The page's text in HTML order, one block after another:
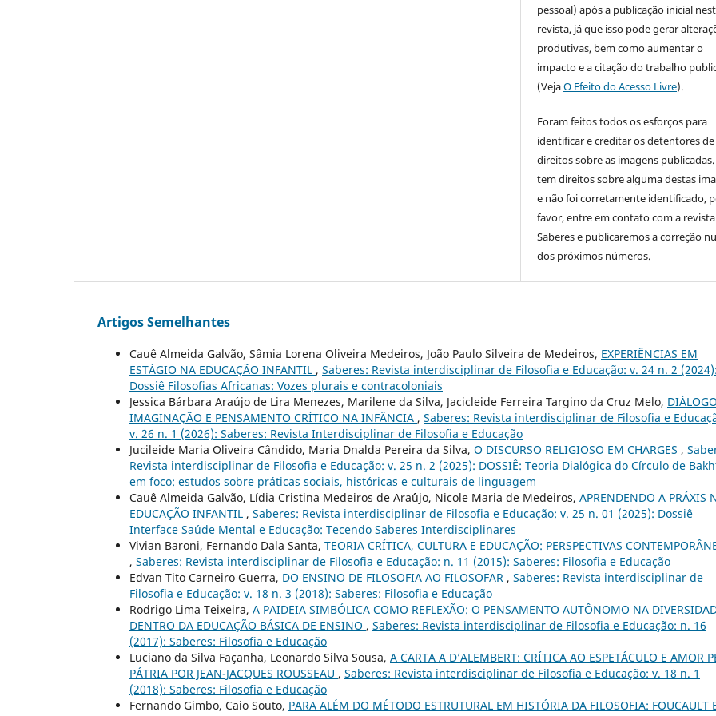
pessoal) após a publicação inicial
revista, já que isso pode gerar
produtivas, bem como aumentar o
impacto e a citação do trabalho
(VejaO Efeito do Acesso Livre).
Foram feitos todos os esforços para
identificar e creditar os detentores de
direitos sobre as imagens publicadas.
tem direitos sobre alguma destas
e não foi corretamente identificado,
favor, entre em contato com a revista
Saberes e publicaremos a correção
dos próximos números.
Artigos Semelhantes
Cauê Almeida Galvão, Sâmia Lorena Oliveira Medeiros, João Paulo Silveira de Medeiros, EXPERIÊNCIAS EM
ESTÁGIO NA EDUCAÇÃO INFANTIL , Saberes: Revista interdisciplinar de Filosofia e Educação: v. 24 n. 2 (2024):
Dossiê Filosofias Africanas: Vozes plurais e contracoloniais
Jessica Bárbara Araújo de Lira Menezes, Marilene da Silva, Jacicleide Ferreira Targino da Cruz Melo,
IMAGINAÇÃO E PENSAMENTO CRÍTICO NA INFÂNCIA , Saberes: Revista interdisciplinar de Filosofia e
v. 26 n. 1 (2026): Saberes: Revista Interdisciplinar de Filosofia e Educação
Jucileide Maria Oliveira Cândido, Maria Dnalda Pereira da Silva, O DISCURSO RELIGIOSO EM CHARGES ,
Revista interdisciplinar de Filosofia e Educação: v. 25 n. 2 (2025): DOSSIÊ: Teoria Dialógica do Círculo de
em foco: estudos sobre práticas sociais, históricas e culturais de linguagem
Cauê Almeida Galvão, Lídia Cristina Medeiros de Ara´´ujo, Nicole Maria de Medeiros, APRENDENDO A PRÁXIS
EDUCAÇÃO INFANTIL , Saberes: Revista interdisciplinar de Filosofia e Educação: v. 25 n. 01 (2025): Dossiê
Interface Saúde Mental e Educação: Tecendo Saberes Interdisciplinares
Vivian Baroni, Fernando Dala Santa, TEORIA CRÍTICA, CULTURA E EDUCAÇÃO: PERSPECTIVAS
, Saberes: Revista interdisciplinar de Filosofia e Educação: n. 11 (2015): Saberes: Filosofia e Educação
Edvan Tito Carneiro Guerra, DO ENSINO DE FILOSOFIA AO FILOSOFAR , Saberes: Revista interdisciplinar de
Filosofia e Educação: v. 18 n. 3 (2018): Saberes: Filosofia e Educação
Rodrigo Lima Teixeira, A PAIDEIA SIMBÓLICA COMO REFLEXÃO: O PENSAMENTO AUTÔNOMO NA
DENTRO DA EDUCAÇÃO BÁSICA DE ENSINO , Saberes: Revista interdisciplinar de Filosofia e Educação: n. 16
(2017): Saberes: Filosofia e Educação
Luciano da Silva Façanha, Leonardo Silva Sousa, A CARTA A D’ALEMBERT: CRÍTICA AO ESPETÁCULO E AMOR
PÁTRIA POR JEAN-JACQUES ROUSSEAU , Saberes: Revista interdisciplinar de Filosofia e Educação: v. 18 n. 1
(2018): Saberes: Filosofia e Educação
Fernando Gimbo, Caio Souto, PARA ALÉM DO MÉTODO ESTRUTURAL EM HISTÓRIA DA FILOSOFIA: FOUCAULT